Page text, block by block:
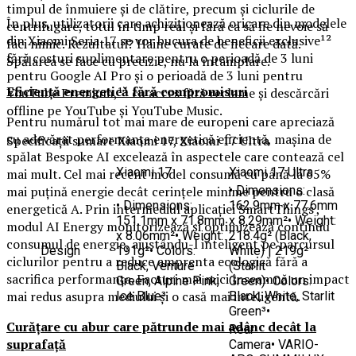
În plus, utilizatorii care achiziționează oricare din modelele
din Xiaomi Seria 17 se vor bucura de beneficii exclusive¹²
fără costuri suplimentare pentru o perioadă de 3 luni
pentru Google AI Pro și o perioadă de 3 luni pentru
YouTube Premium,¹¹ cu acces fără reclame și descărcări
offline pe YouTube și YouTube Music.
Specificații sumare Xiaomi 17, Xiaomi 17 Ultra
Xiaomi 17 Xiaomi 17 Ultra
Design
• Dimensions:
151.1mm x 71.8mm
x 8.06mm²• Weight:
191g²• Colors:
Black, Venture
Green, Alpine Pink,
Ice Blue³
• Dimensions:
162.9mm x 77.6mm
x 8.29mm²• Weight:
218.4g² (Black,
White) | 219g²
(Starlit
Green)• Colors:
Black, White, Starlit
Green³•
Rear
Camera• VARIO-
timpul de înmuiere și de clătire, precum și ciclurile de
centrifugare, totul în timp real și fără ca să fie nevoie să
faci nimic. Rezultatul? Haine curate de fiecare dată.
Spălarea se face cu precizie, nu la întâmplare.
Eficiență energetică fără compromisuri
Pentru numărul tot mai mare de europeni care apreciază
cu adevărat performanța energetică eficientă, mașina de
spălat Bespoke AI excelează în aspectele care contează cel
mai mult. Cel mai recent model consumă cu până la 65%
mai puțină energie decât cerințele minime pentru o clasă
energetică A. Prin intermediul aplicației SmartThings ,
modul AI Energy monitorizează și optimizează continuu
consumul de energie, ajustându-l inteligent pe parcursul
ciclurilor pentru a reduce amprenta ecologică fără a
sacrifica performanța. Facturi mai mici înseamnă un impact
mai redus asupra mediului și o casă mai inteligentă.
Curățare cu abur care pătrunde mai adânc decât la
suprafață